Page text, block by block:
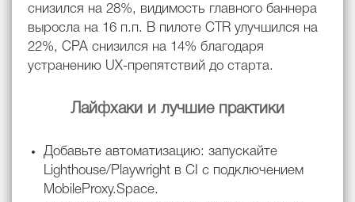
снизился на 28%, видимость главного баннера
выросла на 16 п.п. В пилоте CTR улучшился на
22%, CPA снизился на 14% благодаря
устранению UX-препятствий до старта.
Лайфхаки и лучшие практики
Добавьте автоматизацию: запускайте
Lighthouse/Playwright в CI с подключением
MobileProxy.Space.